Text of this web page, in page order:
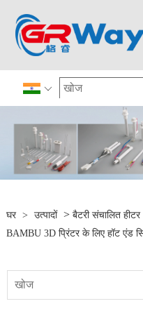

घर > उत्पादों > बैटरी संचालित हीटर
BAMBU 3D प्रिंटर के लिए हॉट एंड